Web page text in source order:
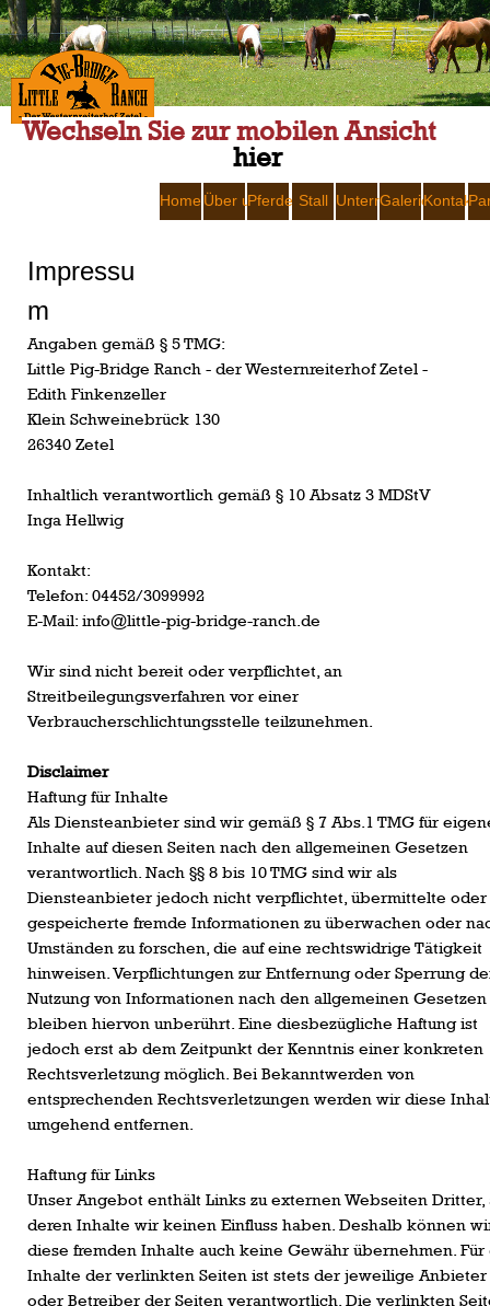
Wechseln Sie zur mobilen Ansicht
hier
Home Über unsPferde Stall UnterrichtGalerieKontakt
Impressu
m
Angaben gemäß § 5 TMG:
Little Pig-Bridge Ranch - der Westernreiterhof Zetel -
Edith Finkenzeller
Klein Schweinebrück 130
26340 Zetel
Inhaltlich verantwortlich gemäß § 10 Absatz 3 MDStV
Inga Hellwig
Kontakt:
Telefon: 04452/3099992
E-Mail: info@little-pig-bridge-ranch.de
Wir sind nicht bereit oder verpflichtet, an
Streitbeilegungsverfahren vor einer
Verbraucherschlichtungsstelle teilzunehmen.
Disclaimer
Haftung für Inhalte
Als Diensteanbieter sind wir gemäß § 7 Abs.1 TMG für
Inhalte auf diesen Seiten nach den allgemeinen Gesetzen
verantwortlich. Nach §§ 8 bis 10 TMG sind wir als
Diensteanbieter jedoch nicht verpflichtet, übermittelte oder
gespeicherte fremde Informationen zu überwachen oder
Umständen zu forschen, die auf eine rechtswidrige Tätigkeit
hinweisen. Verpflichtungen zur Entfernung oder Sperrung
Nutzung von Informationen nach den allgemeinen Gesetzen
bleiben hiervon unberührt. Eine diesbezügliche Haftung ist
jedoch erst ab dem Zeitpunkt der Kenntnis einer konkreten
Rechtsverletzung möglich. Bei Bekanntwerden von
entsprechenden Rechtsverletzungen werden wir diese
umgehend entfernen.
Haftung für Links
Unser Angebot enthält Links zu externen Webseiten Dritter,
deren Inhalte wir keinen Einfluss haben. Deshalb können
diese fremden Inhalte auch keine Gewähr übernehmen. Für
Inhalte der verlinkten Seiten ist stets der jeweilige Anbieter
oder Betreiber der Seiten verantwortlich. Die verlinkten